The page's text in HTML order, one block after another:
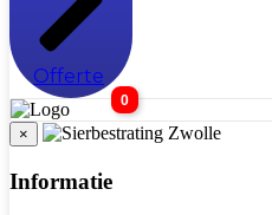
Offerte
0
×
Informatie